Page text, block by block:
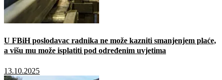
U FBiH poslodavac radnika ne može kazniti smanjenjem plaće,
a višu mu može isplatiti pod određenim uvjetima
13.10.2025